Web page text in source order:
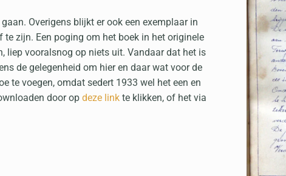
Overigens blijkt er ook een exemplaar in
zijn. Een poging om het boek in het originele
liep vooralsnog op niets uit. Vandaar dat het is
de gelegenheid om hier en daar wat voor de
te voegen, omdat sedert 1933 wel het een en
door op deze linkte klikken, of het via